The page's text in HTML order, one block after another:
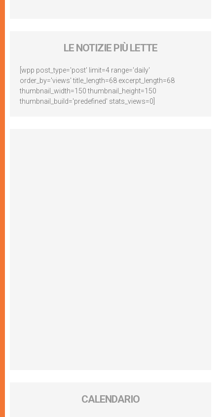
LE NOTIZIE PIÙ LETTE
[wpp post_type='post' limit=4 range='daily'
order_by='views' title_length=68 excerpt_length=68
thumbnail_width=150 thumbnail_height=150
thumbnail_build='predefined' stats_views=0]
CALENDARIO